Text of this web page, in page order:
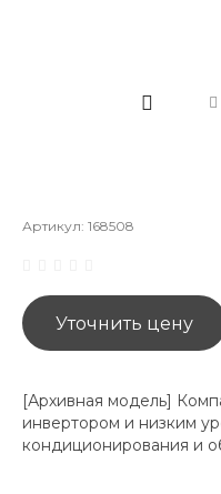
Артикул: 168508
Уточнить цену
[Архивная модель]
инвертором и низким
кондиционирования и